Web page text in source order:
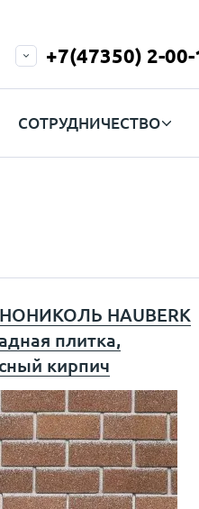
+7(47350) 2-00-
СОТРУДНИЧЕСТВО
HAUBERK
плитка,
кирпич